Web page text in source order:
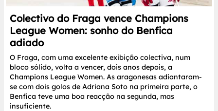
Colectivo do Fraga vence Champions
League Women: sonho do Benfica
adiado
O Fraga, com uma excelente exibição colectiva, num
bloco sólido, volta a vencer, dois anos depois, a
Champions League Women. As aragonesas adiantaram-
se com dois golos de Adriana Soto na primeira parte, o
Benfica teve uma boa reacção na segunda, mas
insuficiente.